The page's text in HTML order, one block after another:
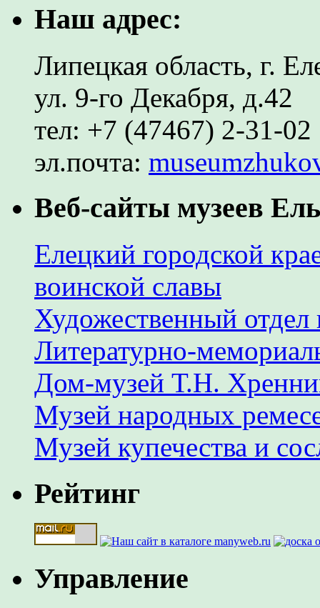
Наш адрес:
Липецкая область, г.
ул. 9-го Декабря, д.42
тел: +7 (47467) 2-31-02
эл.почта:
Веб-сайты музеев
Елецкий городской
воинской славы
Художественный отдел
Литературно-
Дом-музей Т.Н.
Музей народных
Музей купечества и
Рейтинг
Управление